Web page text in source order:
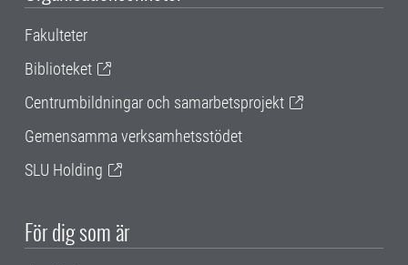
Fakulteter
Biblioteket
Centrumbildningar och samarbetsprojekt
Gemensamma verksamhetsstödet
SLU Holding
För dig som är